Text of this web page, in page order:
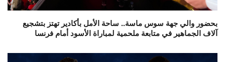
بحضور والي جهة سوس ماسة.. ساحة الأمل بأكادير تهتز بتشجيع
آلاف الجماهير في متابعة ملحمية لمباراة الأسود أمام فرنسا